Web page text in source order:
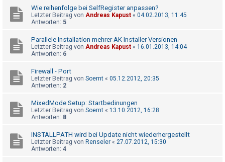
Wie reihenfolge bei SelfRegister anpassen?
Letzter Beitrag von Andreas Kapust « 04.02.2013, 11:45
Antworten: 5
Parallele Installation mehrer AK Installer Versionen
Letzter Beitrag von Andreas Kapust « 16.01.2013, 14:04
Antworten: 6
Firewall - Port
Letzter Beitrag von Soernt « 05.12.2012, 20:35
Antworten: 2
MixedMode Setup: Startbedinungen
Letzter Beitrag von Soernt « 13.10.2012, 16:28
Antworten: 8
INSTALLPATH wird bei Update nicht wiederhergestellt
Letzter Beitrag von Renseler « 27.07.2012, 15:30
Antworten: 4